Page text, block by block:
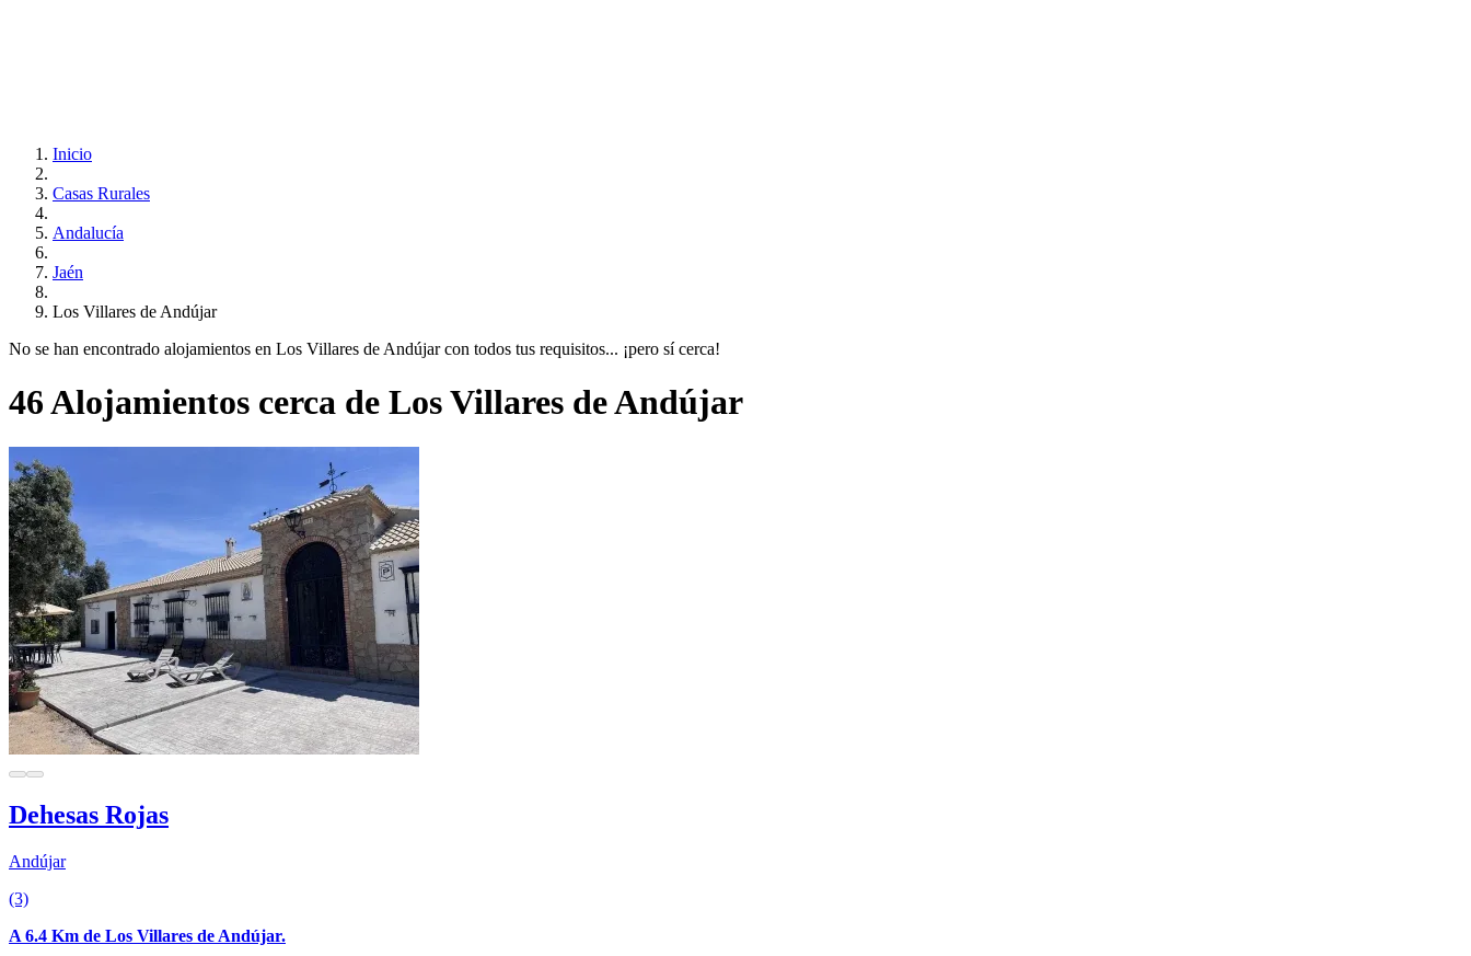
Inicio
Casas Rurales
Andalucía
Jaén
Los Villares de Andújar
No se han encontrado alojamientos en Los Villares de Andújar con todos tus requisitos... ¡pero sí cerca!
46 Alojamientos cerca de Los Villares de Andújar
Dehesas Rojas
Andújar
(3)
A 6.4 Km de Los Villares de Andújar.